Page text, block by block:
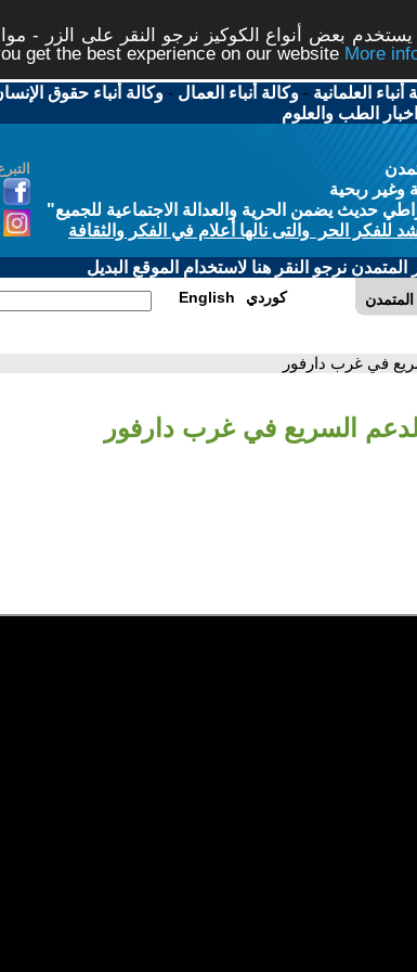
بعض أنواع الكوكيز نرجو النقر على الزر -
get the best experience on our website
أنباء العلمانية -وكالة أنباء العمال -وكالة أنباء حقوق
اخبار الطب والعلوم
وغير ربحية
حديث يضمن الحرية والعدالة الاجتماعية للجميع"
للفكر الحر والتى نالها أعلام في الفكر والثقافة
نرجو النقر هنا لاستخدام الموقع البديل
المتمدن English كوردي
في غرب دارفور
السريع في غرب دارفور